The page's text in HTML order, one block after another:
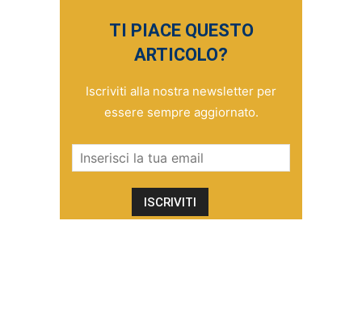
TI PIACE QUESTO
ARTICOLO?
Iscriviti alla nostra newsletter per
essere sempre aggiornato.